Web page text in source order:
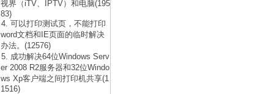
视界（iTV、IPTV）和电脑(195
83)
4. 可以打印测试页，不能打印
word文档和IE页面的临时解决
办法。(12576)
5. 成功解决64位Windows Serv
er 2008 R2服务器和32位Windo
ws Xp客户端之间打印机共享(1
1516)